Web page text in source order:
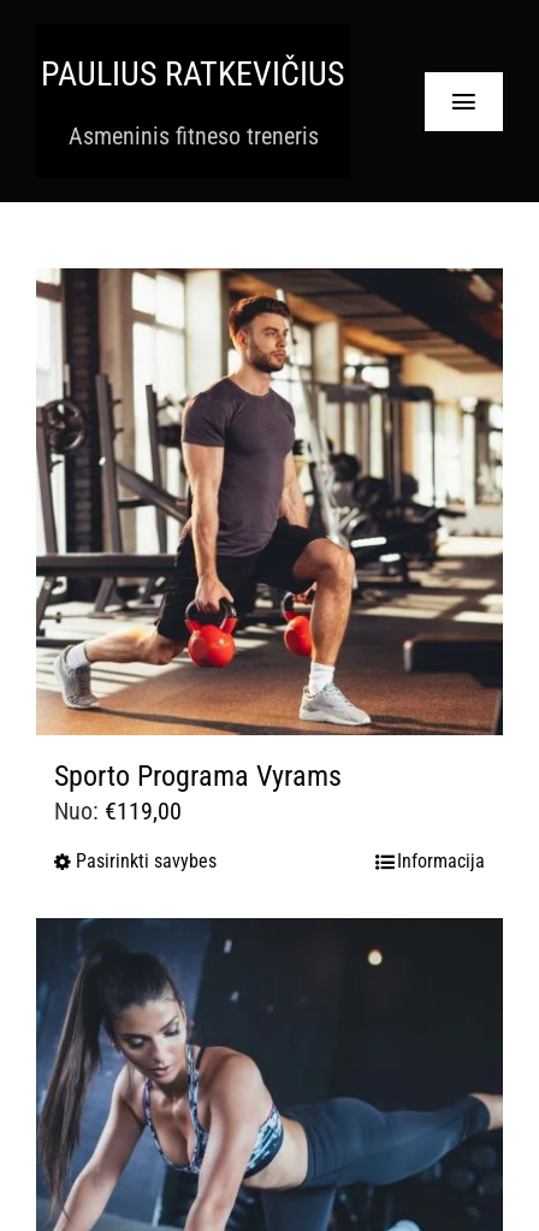
contentPAULIUS RATKEVIČIUS
Asmeninis fitneso treneris
Toggle
Krepšelis
Paskyra
Sporto Programa Vyrams
Nuo: €119,00
Pasirinkti savybes Informacija